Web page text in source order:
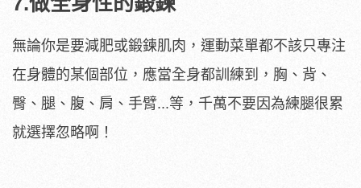
無論你是要減肥或鍛鍊肌肉，運動菜單都不該只專注
在身體的某個部位，應當全身都訓練到，胸、背、
臀、腿、腹、肩、手臂...等，千萬不要因為練腿很累
就選擇忽略啊！